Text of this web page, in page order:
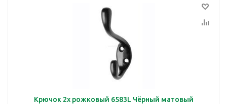
Крючок 2х рожковый 6583L Чёрный матовый